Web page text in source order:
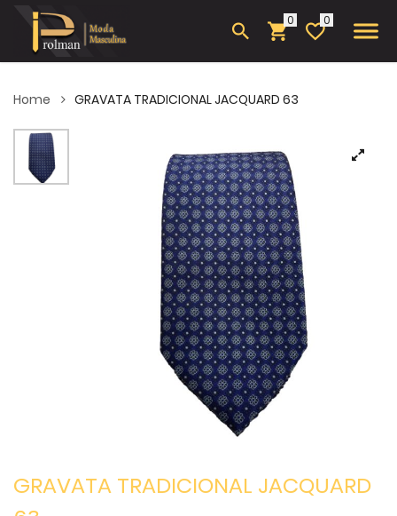
0
Home GRAVATA TRADICIONAL JACQUARD 63
GRAVATA TRADICIONAL JACQUARD